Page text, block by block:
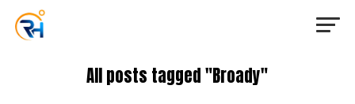
All posts tagged "Broady"